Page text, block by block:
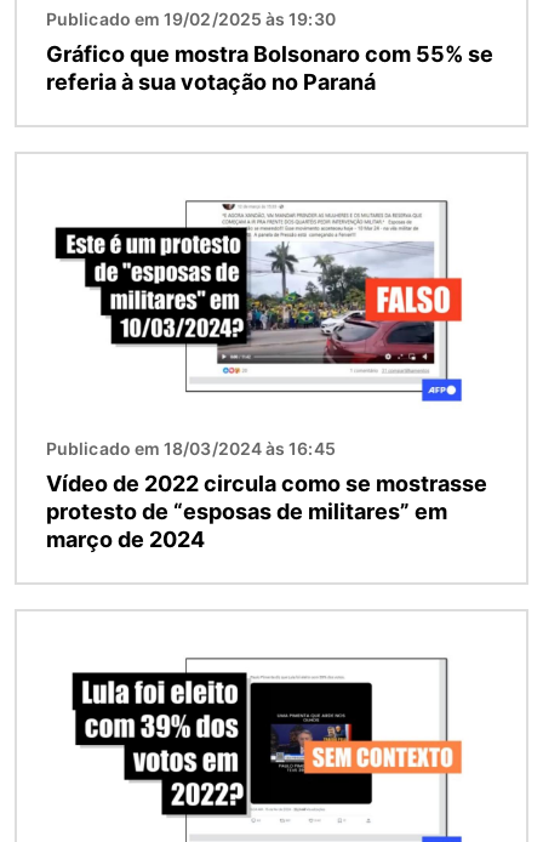
Publicado em 19/02/2025 às 19:30
Gráfico que mostra Bolsonaro com 55% se
referia à sua votação no Paraná
Publicado em 18/03/2024 às 16:45
Vídeo de 2022 circula como se mostrasse
protesto de “esposas de militares” em
março de 2024